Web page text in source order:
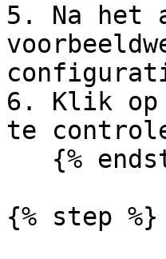
5. Na het
6. Klik op
te
{% step %}